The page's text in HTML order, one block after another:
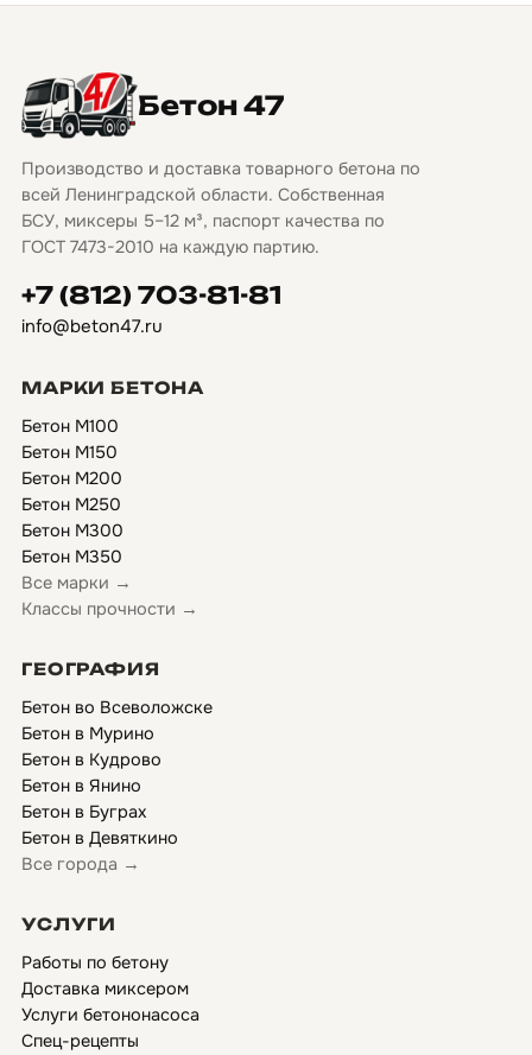
Бетон 47
Производство и доставка товарного бетона по
всей Ленинградской области. Собственная
БСУ, миксеры 5–12 м³, паспорт качества по
ГОСТ 7473-2010 на каждую партию.
+7 (812) 703-81-81
info@beton47.ru
МАРКИ БЕТОНА
Бетон М100
Бетон М150
Бетон М200
Бетон М250
Бетон М300
Бетон М350
Все марки →
Классы прочности →
ГЕОГРАФИЯ
Бетон во Всеволожске
Бетон в Мурино
Бетон в Кудрово
Бетон в Янино
Бетон в Буграх
Бетон в Девяткино
Все города →
УСЛУГИ
Работы по бетону
Доставка миксером
Услуги бетононасоса
Спец-рецепты